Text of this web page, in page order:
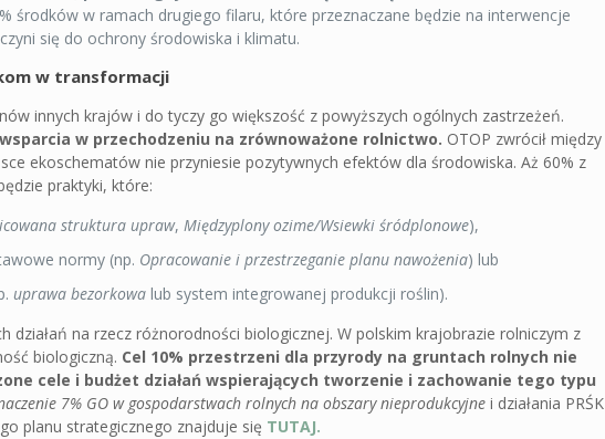
środków w ramach drugiego filaru, które przeznaczane będzie na interwencje
się do ochrony środowiska i klimatu.
w transformacji
innych krajów i do tyczy go większość z powyższych ogólnych zastrzeżeń.
w przechodzeniu na zrównoważone rolnictwo. OTOP zwrócił między
ekoschematów nie przyniesie pozytywnych efektów dla środowiska. Aż 60% z
praktyki, które:
struktura upraw,Międzyplony ozime/Wsiewki śródplonowe),
normy (np. Opracowanie i przestrzeganie planu nawożenia) lub
uprawa bezorkowa lub system integrowanej produkcji roślin).
na rzecz różnorodności biologicznej. W polskim krajobrazie rolniczym z
biologiczną. Cel 10% przestrzeni dla przyrody na gruntach rolnych nie
cele i budżet działań wspierających tworzenie i zachowanie tego typu
7% GO w gospodarstwach rolnych na obszary nieprodukcyjne i działania PRŚK
planu strategicznego znajduje się TUTAJ.